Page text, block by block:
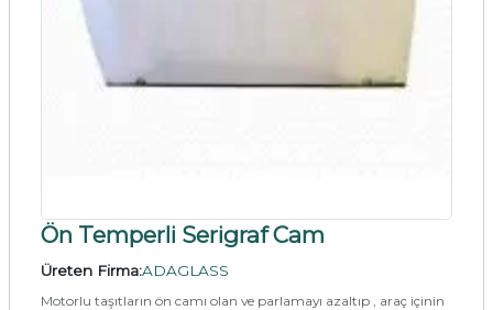
Ön Temperli Serigraf Cam
Üreten Firma:ADAGLASS
Motorlu taşıtların ön camı olan ve parlamayı azaltıp , araç içinin